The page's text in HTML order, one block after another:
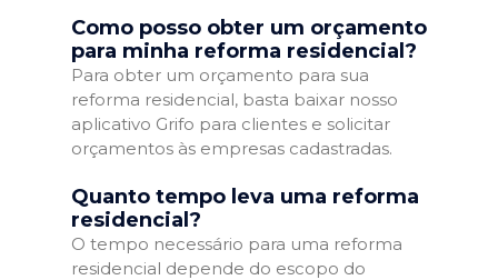
Como posso obter um orçamento
para minha reforma residencial?
Para obter um orçamento para sua
reforma residencial, basta baixar nosso
aplicativo Grifo para clientes e solicitar
orçamentos às empresas cadastradas.
Quanto tempo leva uma reforma
residencial?
O tempo necessário para uma reforma
residencial depende do escopo do